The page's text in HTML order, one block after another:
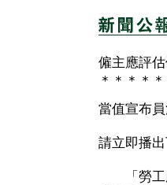
僱主應評
＊＊＊＊
當值宣布員
請立即播
「勞工處